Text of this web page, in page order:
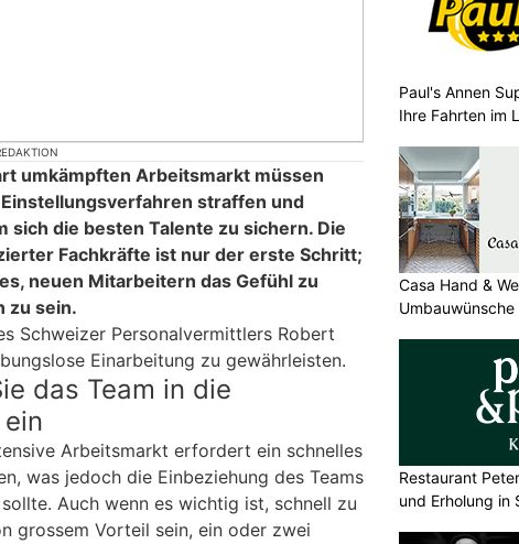
umkämpften Arbeitsmarkt müssen
straffen und
sich die besten Talente zu sichern. Die
Fachkräfte ist nur der erste Schritt;
neuen Mitarbeitern das Gefühl zu
zu sein.
Schweizer Personalvermittlers Robert
Einarbeitung zu gewährleisten.
das Team in die
Arbeitsmarkt erfordert ein schnelles
was jedoch die Einbeziehung des Teams
Auch wenn es wichtig ist, schnell zu
grossem Vorteil sein, ein oder zwei
Paul's Annen
Ihre Fahrten im
Casa Hand &
Restaurant
und Erholung in